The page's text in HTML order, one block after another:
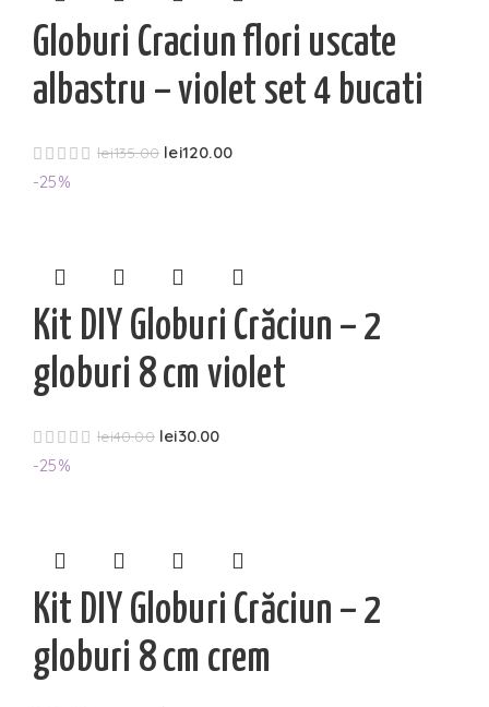
Globuri Craciun flori uscate
albastru – violet set 4 bucati
lei135.00 lei120.00
-25%
Kit DIY Globuri Crăciun – 2
globuri 8 cm violet
lei40.00 lei30.00
-25%
Kit DIY Globuri Crăciun – 2
globuri 8 cm crem